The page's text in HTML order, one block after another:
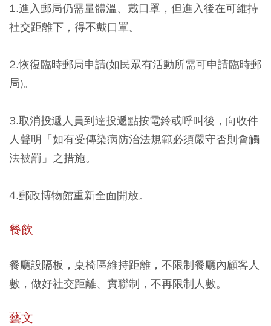
1.進入郵局仍需量體溫、戴口罩，但進入後在可維持
社交距離下，得不戴口罩。
2.恢復臨時郵局申請(如民眾有活動所需可申請臨時郵
局)。
3.取消投遞人員到達投遞點按電鈴或呼叫後，向收件
人聲明「如有受傳染病防治法規範必須嚴守否則會觸
法被罰」之措施。
4.郵政博物館重新全面開放。
餐飲
餐廳設隔板，桌椅區維持距離，不限制餐廳內顧客人
數，做好社交距離、實聯制，不再限制人數。
藝文